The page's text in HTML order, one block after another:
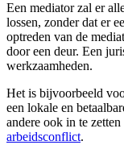
Een mediator zal er
lossen, zonder dat er
optreden van de
door een deur. Een
werkzaamheden.
Het is bijvoorbeeld
een lokale en
andere ook in te
arbeidsconflict.